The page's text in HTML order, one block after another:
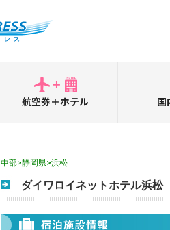
航空券＋ホテル 国
中部>静岡県>浜松
ダイワロイネットホテル浜松